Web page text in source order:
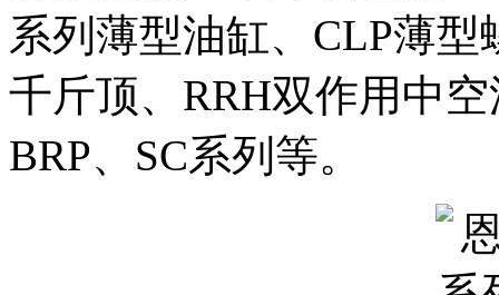
系列薄型油缸、CLP薄
千斤顶、RRH双作用中
BRP、SC系列等。